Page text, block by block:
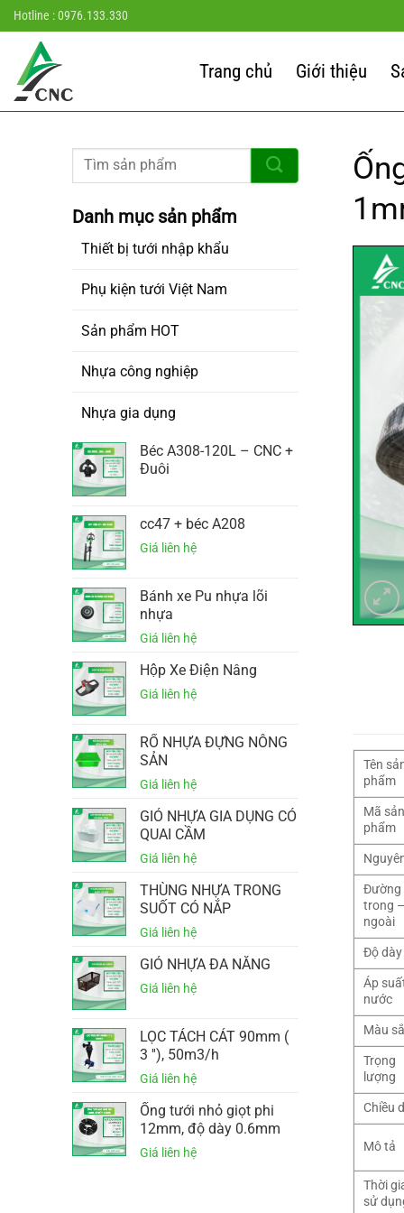
Chuyển
đến
dung
Hotline : 0976.133.330
Trang chủ Giới thiệu
Thiết bị tưới nhập khẩu
Phụ kiện tưới Việt Nam
Sản phẩm HOT
Nhựa công nghiệp
Nhựa gia dụng
Béc A308-120L – CNC +
Đuôi
cc47 + béc A208
Bánh xe Pu nhựa lõi
nhựa
Hộp Xe Điện Nâng
RỔ NHỰA ĐỰNG NÔNG
SẢN
GIỎ NHỰA GIA DỤNG CÓ
QUAI CẦM
THÙNG NHỰA TRONG
SUỐT CÓ NẮP
GIỎ NHỰA ĐA NĂNG
LỌC TÁCH CÁT 90mm (
3 ''), 50m3/h
Ống tưới nhỏ giọt phi
12mm, độ dày 0.6mm
Tên
phẩm
Mã sản
phẩm
Đường
trong –
ngoài
Độ dày
Áp
nước
Màu
Trọng
lượng
Chiều
Mô tả
Thời
sử